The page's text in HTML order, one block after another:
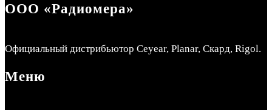
ООО «Радиомера»
Официальный дистрибьютор Ceyear, Planar, Скард, Rigol.
Меню